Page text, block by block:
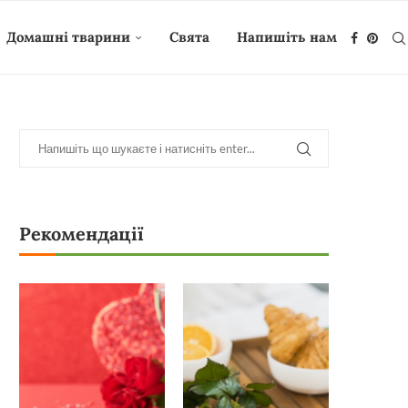
Домашні тварини Свята Напишіть нам
Рекомендації